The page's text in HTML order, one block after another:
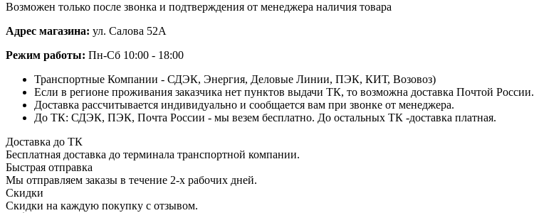
Возможен только после звонка и подтверждения от менеджера наличия товара
Адрес магазина: ул. Салова 52А
Режим работы: Пн-Сб 10:00 - 18:00
Транспортные Компании - СДЭК, Энергия, Деловые Линии, ПЭК, КИТ, Возовоз)
Если в регионе проживания заказчика нет пунктов выдачи ТК, то возможна доставка Почтой России.
Доставка рассчитывается индивидуально и сообщается вам при звонке от менеджера.
До ТК: СДЭК, ПЭК, Почта России - мы везем бесплатно. До остальных ТК -доставка платная.
Доставка до ТК
Бесплатная доставка до терминала транспортной компании.
Быстрая отправка
Мы отправляем заказы в течение 2-х рабочих дней.
Скидки
Скидки на каждую покупку с отзывом.